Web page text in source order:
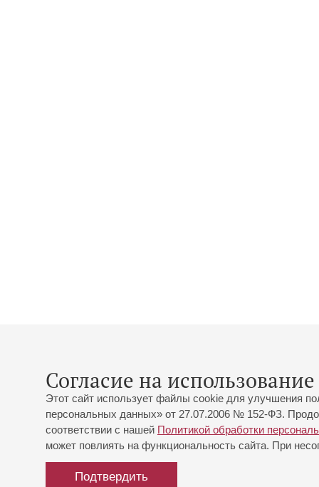
Согласие на
Этот сайт использует файлы cookie для улучшения
персональных данных» от 27.07.2006 № 152-ФЗ.
соответствии с нашей Политикой обработки
может повлиять на функциональность сайта. При
Подтвердить